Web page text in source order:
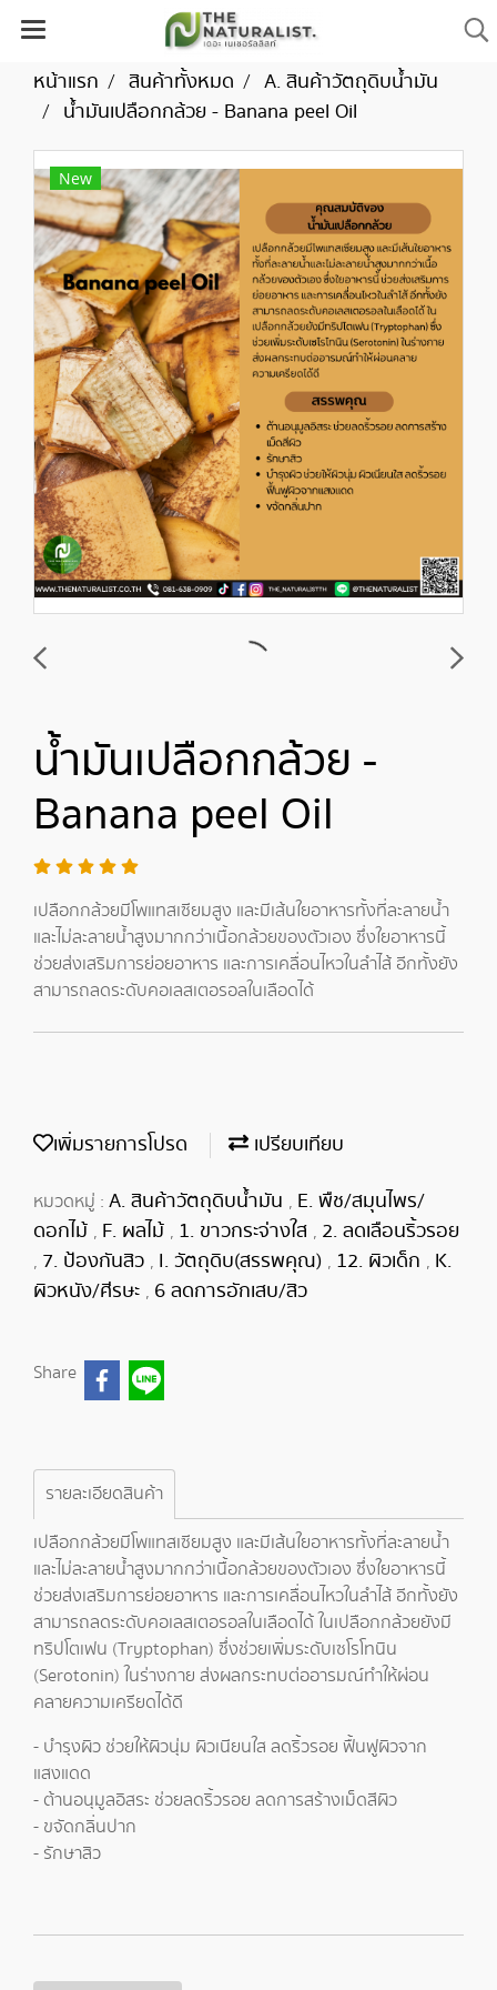
หน้าแรก สินค้าทั้งหมด
A. สินค้าวัตถุดิบน้ำมัน
น้ำมันเปลือกกล้วย - Banana peel Oil
New
น้ำมันเปลือกกล้วย -
Banana peel Oil
เปลือกกล้วยมีโพแทสเซียมสูง และมีเส้นใยอาหารทั้งที่ละลายน้ำ
และไม่ละลายน้ำสูงมากกว่าเนื้อกล้วยของตัวเอง ซึ่งใยอาหารนี้
ช่วยส่งเสริมการย่อยอาหาร และการเคลื่อนไหวในลำไส้ อีกทั้งยัง
สามารถลดระดับคอเลสเตอรอลในเลือดได้
เพิ่มรายการโปรด เปรียบเทียบ
หมวดหมู่ : A. สินค้าวัตถุดิบน้ำมัน , E. พืช/สมุนไพร/
ดอกไม้ , F. ผลไม้ , 1. ขาวกระจ่างใส , 2. ลดเลือนริ้วรอย
, 7. ป้องกันสิว , I. วัตถุดิบ(สรรพคุณ) , 12. ผิวเด็ก , K.
ผิวหนัง/ศีรษะ , 6 ลดการอักเสบ/สิว
Share
รายละเอียดสินค้า
เปลือกกล้วยมีโพแทสเซียมสูง และมีเส้นใยอาหารทั้งที่ละลายน้ำ
และไม่ละลายน้ำสูงมากกว่าเนื้อกล้วยของตัวเอง ซึ่งใยอาหารนี้
ช่วยส่งเสริมการย่อยอาหาร และการเคลื่อนไหวในลำไส้ อีกทั้งยัง
สามารถลดระดับคอเลสเตอรอลในเลือดได้ ในเปลือกกล้วยยังมี
ทริปโตเฟน (Tryptophan) ซึ่งช่วยเพิ่มระดับเซโรโทนิน
(Serotonin) ในร่างกาย ส่งผลกระทบต่ออารมณ์ทำให้ผ่อน
คลายความเครียดได้ดี
- บำรุงผิว ช่วยให้ผิวนุ่ม ผิวเนียนใส ลดริ้วรอย ฟื้นฟูผิวจาก
แสงแดด
- ต้านอนุมูลอิสระ ช่วยลดริ้วรอย ลดการสร้างเม็ดสีผิว
- ขจัดกลิ่นปาก
- รักษาสิว